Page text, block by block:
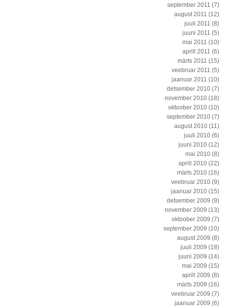
september 2011 (7)
august 2011 (12)
juuli 2011 (8)
juuni 2011 (5)
mai 2011 (10)
aprill 2011 (6)
märts 2011 (15)
veebruar 2011 (5)
jaanuar 2011 (10)
detsember 2010 (7)
november 2010 (18)
oktoober 2010 (10)
september 2010 (7)
august 2010 (11)
juuli 2010 (6)
juuni 2010 (12)
mai 2010 (8)
aprill 2010 (22)
märts 2010 (16)
veebruar 2010 (9)
jaanuar 2010 (15)
detsember 2009 (9)
november 2009 (13)
oktoober 2009 (7)
september 2009 (10)
august 2009 (8)
juuli 2009 (18)
juuni 2009 (14)
mai 2009 (15)
aprill 2009 (8)
märts 2009 (16)
veebruar 2009 (7)
jaanuar 2009 (6)